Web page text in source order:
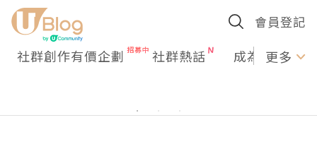
會員登記
社群創作有價企劃 社群熱話 成為U更多